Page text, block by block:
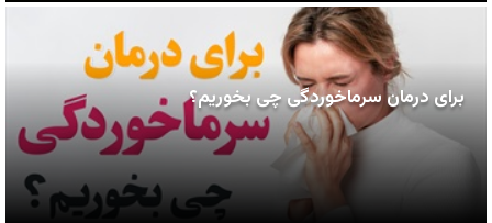
برای درمان سرماخوردگی چی بخوریم؟